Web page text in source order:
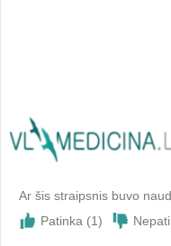
Ar šis straipsnis buvo
Patinka (1)